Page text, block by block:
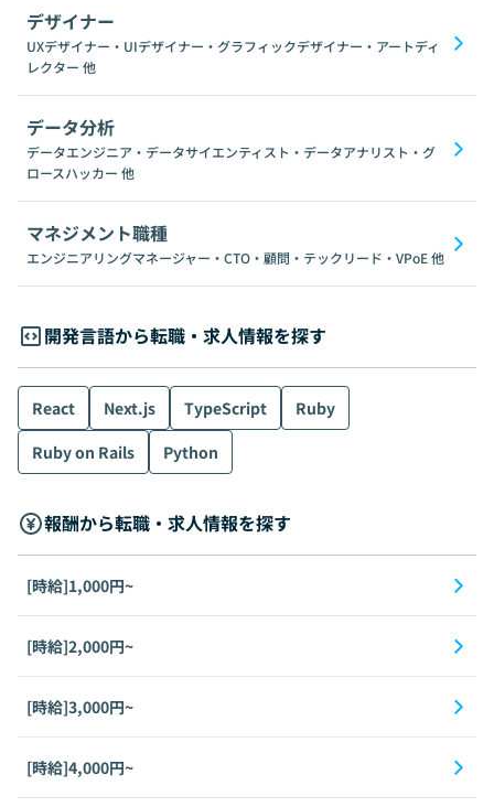
デザイナー
UXデザイナー・UIデザイナー・グラフィックデザイナー・アートディ
レクター 他
データ分析
データエンジニア・データサイエンティスト・データアナリスト・グ
ロースハッカー 他
マネジメント職種
エンジニアリングマネージャー・CTO・顧問・テックリード・VPoE他
開発言語から転職・求人情報を探す
React Next.js TypeScript
Ruby
Ruby on Rails
Python
報酬から転職・求人情報を探す
[時給]1,000円~
[時給]2,000円~
[時給]3,000円~
[時給]4,000円~